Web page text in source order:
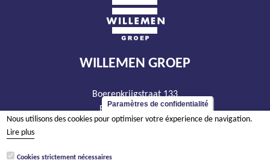
WILLEMEN GROEP
Boerenkrijgstraat 133
BE - 2800 Malines
tél +32 15 569 965
Paramètres de confidentialité
Nous utilisons des cookies pour optimiser votre éxperience de navigation.
Lire plus
Cookies strictement nécessaires